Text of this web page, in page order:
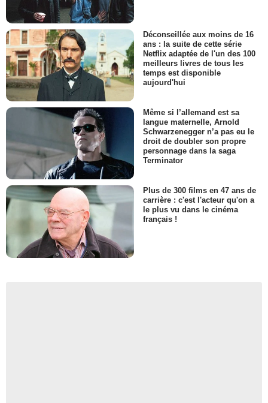
Déconseillée aux moins de 16
ans : la suite de cette série
Netflix adaptée de l'un des 100
meilleurs livres de tous les
temps est disponible
aujourd'hui
Même si l’allemand est sa
langue maternelle, Arnold
Schwarzenegger n’a pas eu le
droit de doubler son propre
personnage dans la saga
Terminator
Plus de 300 films en 47 ans de
carrière : c'est l'acteur qu'on a
le plus vu dans le cinéma
français !